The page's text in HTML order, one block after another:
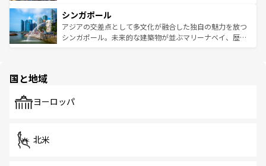
参照してほしい。
激する。気候は一年中温暖で、どの季節にも異なる楽しみ
が待っている。親しみやすいタイの人々、仏教を中心とし
た文化、そして多様な観光資源が、訪れる旅人を魅了し続
み、どこを訪れても感動するはず。観光スポットが密集し
ており、効率よく見どころを回れるのも魅力。息をのむよ
うな絶景から文化的な体験まで、香港を存分に楽しみ尽く
シンガポール
アジアの交差点として多文化が融合した独自の魅力を放つ
シンガポール。未来的な建築物が並ぶマリーナベイ、歴史
で、ホーカーズは地元の風情を楽しめる外せないスポット
国と地域
ヨーロッパ
北米